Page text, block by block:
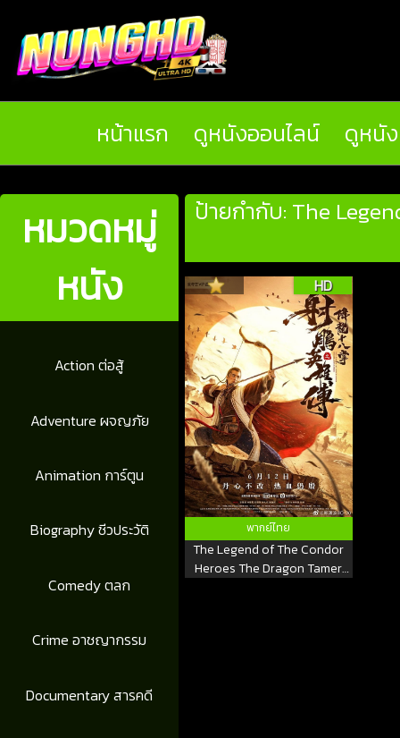
หน้าแรก ดูหนังออนไลน์ ดูหนั
หมวดหมู่
หนัง
Action ต่อสู้
Adventure ผจญภัย
Animation การ์ตูน
Biography ชีวประวัติ
Comedy ตลก
Crime อาชญากรรม
Documentary สารคดี
ป้ายกำกับ: The
HD
พากย์ไทย
The Legend of The Condor
Heroes The Dragon Tamer